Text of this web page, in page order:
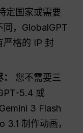
定国家或需要
同，GlobalGPT
严格的 IP 封
您不需要三
5.4 或
3 Flash
3.1 制作动画，